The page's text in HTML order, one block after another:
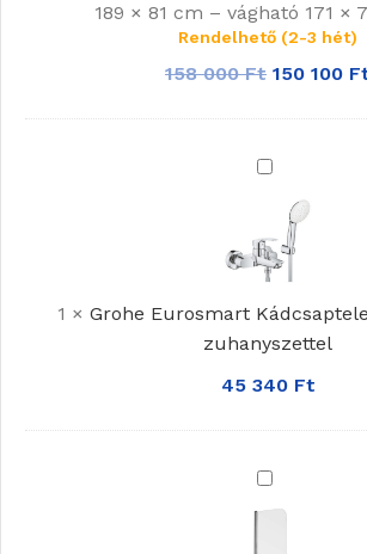
kád
189
×
–
×
72
cm-
re
189 × 81 cm – vágható 171 ×
Rendelhető (2-3 hét)
158 000Ft 150 100
Grohe
Tempesta
1 × Grohe Eurosmart
zuhanyszettel
45 340 Ft
M-
Acryl